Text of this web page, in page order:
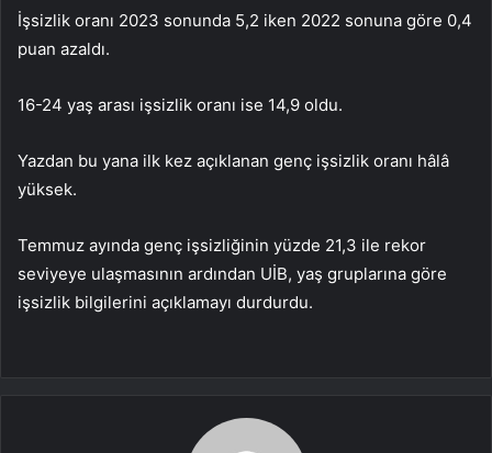
İşsizlik oranı 2023 sonunda 5,2 iken 2022 sonuna göre 0,4
puan azaldı.
16-24 yaş arası işsizlik oranı ise 14,9 oldu.
Yazdan bu yana ilk kez açıklanan genç işsizlik oranı hâlâ
yüksek.
Temmuz ayında genç işsizliğinin yüzde 21,3 ile rekor
seviyeye ulaşmasının ardından UİB, yaş gruplarına göre
işsizlik bilgilerini açıklamayı durdurdu.